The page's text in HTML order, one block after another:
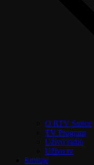
O RTV Sunce
TV Program
Uživo radio
Uživo tv
Emisije